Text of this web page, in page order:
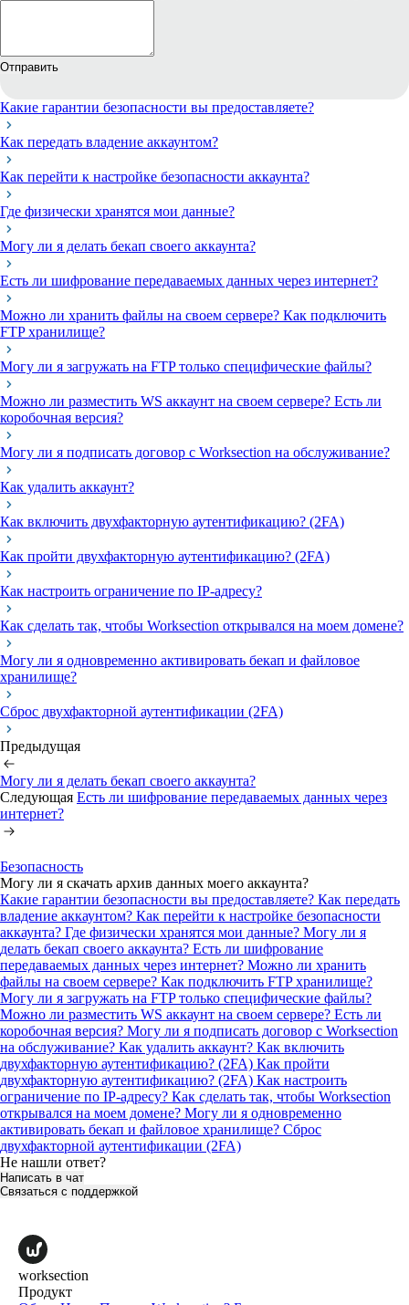
Отправить
Какие гарантии безопасности вы предоставляете?
Как передать владение аккаунтом?
Как перейти к настройке безопасности аккаунта?
Где физически хранятся мои данные?
Могу ли я делать бекап своего аккаунта?
Есть ли шифрование передаваемых данных через интернет?
Можно ли хранить файлы на своем сервере? Как подключить
FTP хранилище?
Могу ли я загружать на FTP только специфические файлы?
Можно ли разместить WS аккаунт на своем сервере? Есть ли
коробочная версия?
Могу ли я подписать договор с Worksection на обслуживание?
Как удалить аккаунт?
Как включить двухфакторную аутентификацию? (2FA)
Как пройти двухфакторную аутентификацию? (2FA)
Как настроить ограничение по IP-адресу?
Как сделать так, чтобы Worksection открывался на моем домене?
Могу ли я одновременно активировать бекап и файловое
хранилище?
Сброс двухфакторной аутентификации (2FA)
Предыдущая
Могу ли я делать бекап своего аккаунта?
Следующая Есть ли шифрование передаваемых данных через
интернет?
Безопасность
Могу ли я скачать архив данных моего аккаунта?
Какие гарантии безопасности вы предоставляете? Как передать
владение аккаунтом? Как перейти к настройке безопасности
аккаунта? Где физически хранятся мои данные? Могу ли я
делать бекап своего аккаунта? Есть ли шифрование
передаваемых данных через интернет? Можно ли хранить
файлы на своем сервере? Как подключить FTP хранилище?
Могу ли я загружать на FTP только специфические файлы?
Можно ли разместить WS аккаунт на своем сервере? Есть ли
коробочная версия? Могу ли я подписать договор с Worksection
на обслуживание? Как удалить аккаунт? Как включить
двухфакторную аутентификацию? (2FA) Как пройти
двухфакторную аутентификацию? (2FA) Как настроить
ограничение по IP-адресу? Как сделать так, чтобы Worksection
открывался на моем домене? Могу ли я одновременно
активировать бекап и файловое хранилище? Сброс
двухфакторной аутентификации (2FA)
Не нашли ответ?
Написать в чат
Связаться с поддержкой
worksection
Продукт